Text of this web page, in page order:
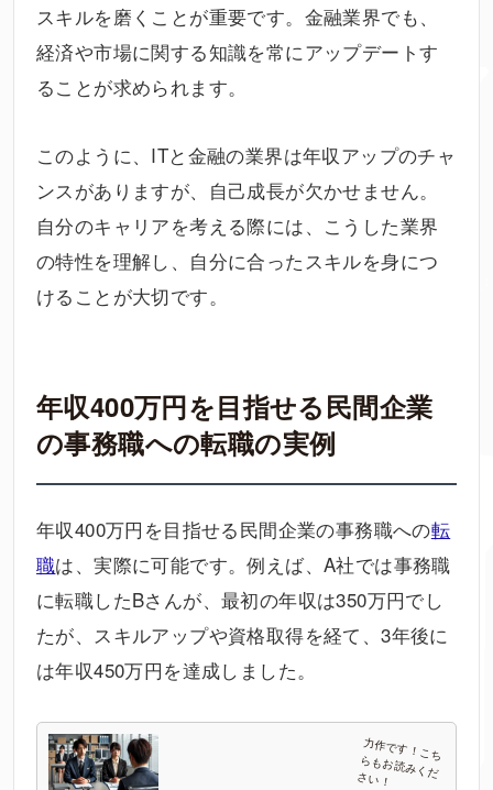
スキルを磨くことが重要です。金融業界でも、
経済や市場に関する知識を常にアップデートす
ることが求められます。
このように、ITと金融の業界は年収アップのチャ
ンスがありますが、自己成長が欠かせません。
自分のキャリアを考える際には、こうした業界
の特性を理解し、自分に合ったスキルを身につ
けることが大切です。
年収400万円を目指せる民間企業
の事務職への転職の実例
年収400万円を目指せる民間企業の事務職への転
職は、実際に可能です。例えば、A社では事務職
に転職したBさんが、最初の年収は350万円でし
たが、スキルアップや資格取得を経て、3年後に
は年収450万円を達成しました。